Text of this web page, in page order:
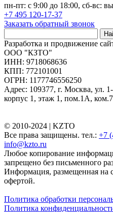
пн-пт: с 9:00 до 18:00, сб-вс:
+7 495 120-17-37
Заказать обратный звонок
Разработка и продвижение
ООО "КЗТО"
ИНН: 9718068636
КПП: 772101001
ОГРН: 1177746556250
Адрес: 109377, г. Москва, ул.
корпус 1, этаж 1, пом.1А, ком.7
© 2010-2024 | KZTO
Все права защищены. тел.: +7
info@kzto.ru
Любое копирование
запрещено без письменного
Информация, размещенная на
офертой.
Политика обработки
Политика